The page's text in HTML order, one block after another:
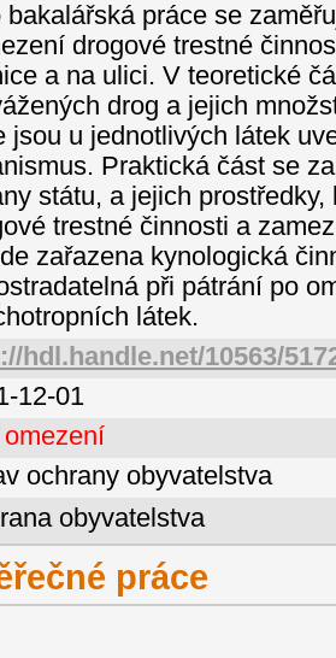
bakalářská práce se
drogové trestné
a na ulici. V teoretické
drog a jejich
jsou u jednotlivých látek
Praktická část se
státu, a jejich
trestné činnosti a
zařazena kynologická
při pátrání po
látek.
hdl.handle.net/10563/
12-01
ochrany obyvatelstva
obyvatelstva
práce